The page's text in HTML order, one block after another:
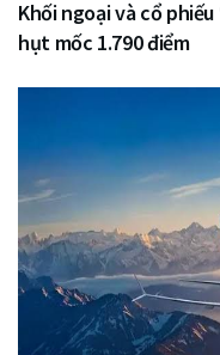
Khối ngoại và cổ phiếu
hụt mốc 1.790 điểm